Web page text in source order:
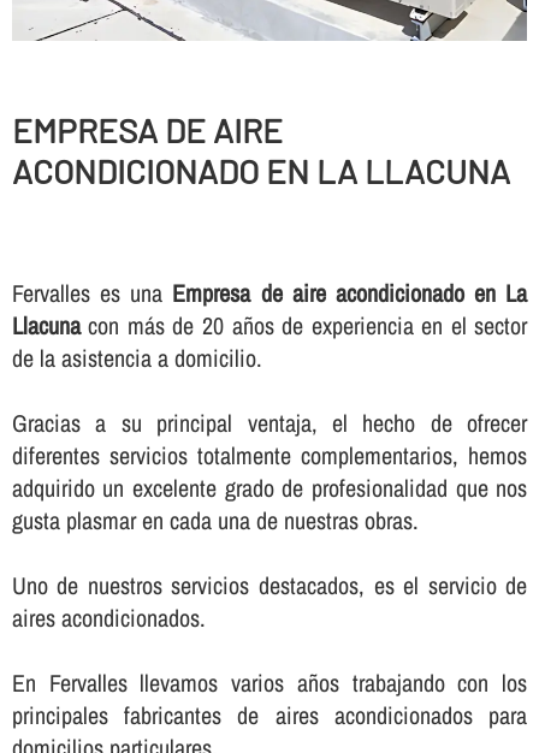
EMPRESA DE AIRE
ACONDICIONADO EN LA LLACUNA
Fervalles es una Empresa de aire acondicionado en La
Llacunacon más de 20 años de experiencia en el sector
de la asistencia a domicilio.
Gracias a su principal ventaja, el hecho de ofrecer
diferentes servicios totalmente complementarios, hemos
adquirido un excelente grado de profesionalidad que nos
gusta plasmar en cada una de nuestras obras.
Uno de nuestros servicios destacados, es el servicio de
aires acondicionados.
En Fervalles llevamos varios años trabajando con los
principales fabricantes de aires acondicionados para